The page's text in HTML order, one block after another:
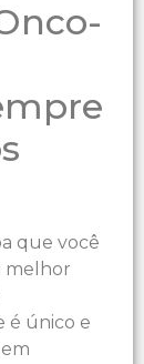
que você
melhor
é único e